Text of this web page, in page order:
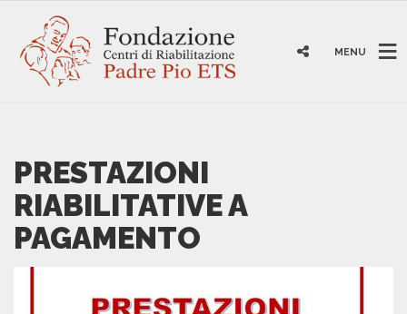
MENU
PRESTAZIONI
RIABILITATIVE A
PAGAMENTO